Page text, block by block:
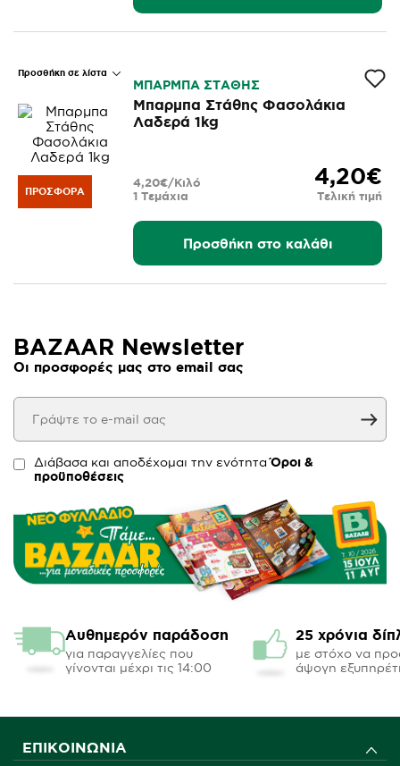
Προσθήκη σε λίστα
ΠΡΟΣΦΟΡΆ
ΜΠΑΡΜΠΑ ΣΤΑΘΗΣ
Μπαρμπα Στάθης Φασολάκια
Λαδερά 1kg
4,20€
Τελική τιμή
1 Τεμάχια
4,20€/Κιλό
Προσθήκη στο καλάθι
BAZAAR Newsletter
Οι προσφορές μας στο email σας
Διάβασα και αποδέχομαι την ενότηταΌροι &
προϋποθέσεις
Αυθημερόν παράδοση
για παραγγελίες που
γίνονται μέχρι τις 14:00
25 χρόνια
με στόχο να
άψογη
ΕΠΙΚΟΙΝΩΝΊΑ